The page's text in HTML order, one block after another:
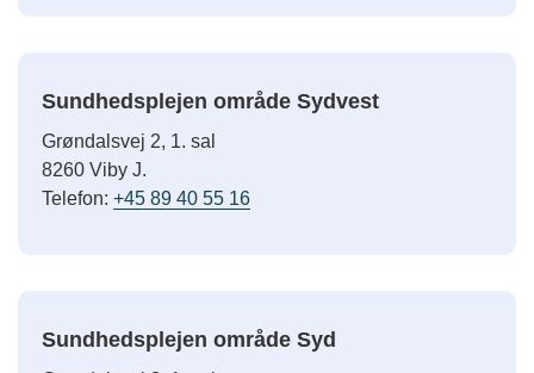
Sundhedsplejen område Sydvest
Grøndalsvej 2, 1. sal
8260 Viby J.
Telefon: +45 89 40 55 16
Sundhedsplejen område Syd